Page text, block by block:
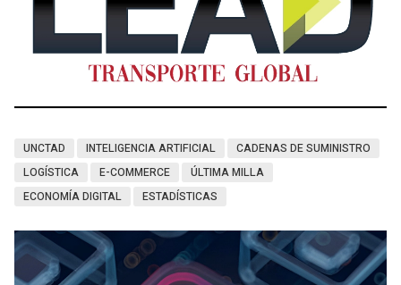
UNCTAD INTELIGENCIA ARTIFICIAL
CADENAS DE SUMINISTRO
LOGÍSTICA
E-COMMERCE
ÚLTIMA MILLA
ECONOMÍA DIGITAL
ESTADÍSTICAS